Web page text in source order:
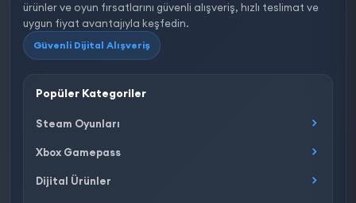
ürünler ve oyun fırsatlarını güvenli alışveriş, hızlı teslimat ve
uygun fiyat avantajıyla keşfedin.
Güvenli Dijital Alışveriş
Popüler Kategoriler
Steam Oyunları
Xbox Gamepass
Dijital Ürünler